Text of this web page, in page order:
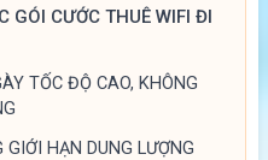
GÓI CƯỚC THUÊ WIFI ĐI
TỐC ĐỘ CAO, KHÔNG
GIỚI HẠN DUNG LƯỢNG